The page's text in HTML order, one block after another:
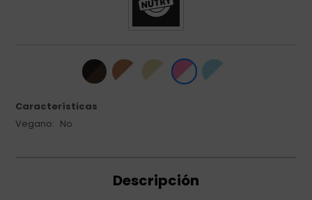
Características
Vegano
No
Descripción